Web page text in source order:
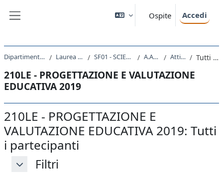
Ospite Accedi
Dipartimento di Studi Umanistici Laurea triennale (DM270) SF01 - SCIENZE DELL'EDUCAZIONE A.A. 2019 - 2020 Attività recente Tutti i partecipanti
210LE - PROGETTAZIONE E VALUTAZIONE
EDUCATIVA 2019
210LE - PROGETTAZIONE E
VALUTAZIONE EDUCATIVA 2019: Tutti
i partecipanti
Filtri
Filtri Filtri